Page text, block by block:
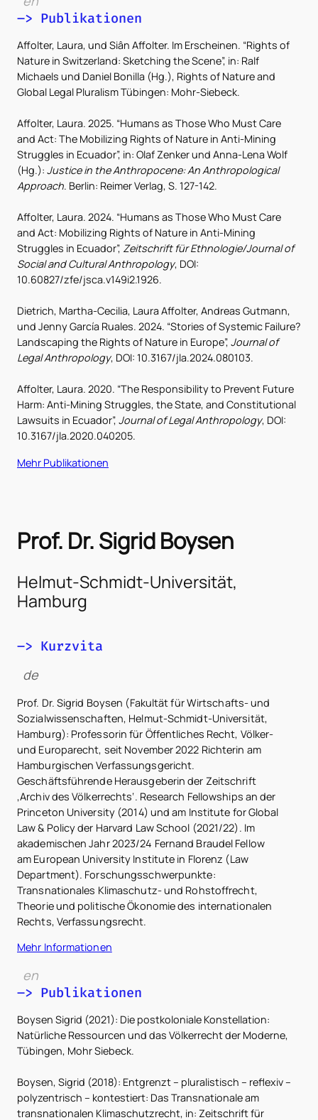
–> Publikationen
Affolter, Laura, und Siân Affolter. Im Erscheinen. “Rights of
Nature in Switzerland: Sketching the Scene”, in: Ralf
Michaels und Daniel Bonilla (Hg.), Rights of Nature and
Global Legal Pluralism Tübingen: Mohr-Siebeck.
Affolter, Laura. 2025. “Humans as Those Who Must Care
and Act: The Mobilizing Rights of Nature in Anti-Mining
Struggles in Ecuador”, in: Olaf Zenker und Anna-Lena Wolf
(Hg.): Justice in the Anthropocene: An Anthropological
Approach. Berlin: Reimer Verlag, S. 127-142.
Affolter, Laura. 2024. “Humans as Those Who Must Care
and Act: Mobilizing Rights of Nature in Anti-Mining
Struggles in Ecuador”, Zeitschrift für Ethnologie/Journal of
Social and Cultural Anthropology, DOI:
10.60827/zfe/jsca.v149i2.1926.
Dietrich, Martha-Cecilia, Laura Affolter, Andreas Gutmann,
und Jenny García Ruales. 2024. “Stories of Systemic Failure?
Landscaping the Rights of Nature in Europe”, Journal of
Legal Anthropology, DOI: 10.3167/jla.2024.080103.
Affolter, Laura. 2020. “The Responsibility to Prevent Future
Harm: Anti-Mining Struggles, the State, and Constitutional
Lawsuits in Ecuador”, Journal of Legal Anthropology, DOI:
10.3167/jla.2020.040205.
Mehr Publikationen
Prof. Dr. Sigrid Boysen
Helmut-Schmidt-Universität,
Hamburg
–> Kurzvita
de
Prof. Dr. Sigrid Boysen (Fakultät für Wirtschafts- und
Sozialwissenschaften, Helmut-Schmidt-Universität,
Hamburg): Professorin für Öffentliches Recht, Völker-
und Europarecht, seit November 2022 Richterin am
Hamburgischen Verfassungsgericht.
Geschäftsführende Herausgeberin der Zeitschrift
‚Archiv des Völkerrechts‘. Research Fellowships an der
Princeton University (2014) und am Institute for Global
Law & Policy der Harvard Law School (2021/22). Im
akademischen Jahr 2023/24 Fernand Braudel Fellow
am European University Institute in Florenz (Law
Department). Forschungsschwerpunkte:
Transnationales Klimaschutz- und Rohstoffrecht,
Theorie und politische Ökonomie des internationalen
Rechts, Verfassungsrecht.
Mehr Informationen
en
–> Publikationen
Boysen Sigrid (2021): Die postkoloniale Konstellation:
Natürliche Ressourcen und das Völkerrecht der Moderne,
Tübingen, Mohr Siebeck.
Boysen, Sigrid (2018): Entgrenzt – pluralistisch – reflexiv –
polyzentrisch – kontestiert: Das Transnationale am
transnationalen Klimaschutzrecht, in: Zeitschrift für